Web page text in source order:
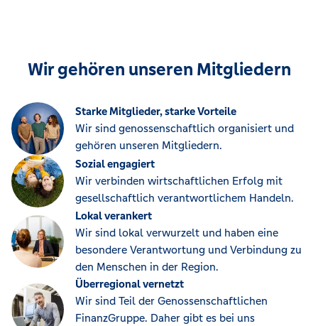
Wir gehören unseren Mitgliedern
Starke Mitglieder, starke Vorteile
Wir sind genossenschaftlich organisiert und
gehören unseren Mitgliedern.
Sozial engagiert
Wir verbinden wirtschaftlichen Erfolg mit
gesellschaftlich verantwortlichem Handeln.
Lokal verankert
Wir sind lokal verwurzelt und haben eine
besondere Verantwortung und Verbindung zu
den Menschen in der Region.
Überregional vernetzt
Wir sind Teil der Genossenschaftlichen
FinanzGruppe. Daher gibt es bei uns